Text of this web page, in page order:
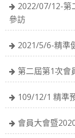
2022/07/12-第
參訪
2021/5/6-精準
第二屆第1次會
109/12/1 精準
會員大會暨